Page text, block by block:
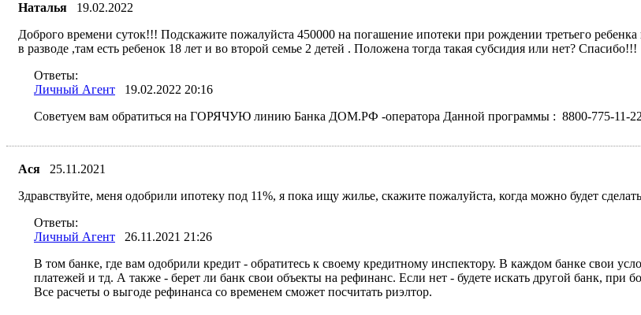
Наталья
19.02.2022
Доброго времени суток!!! Подскажите пожалуйста 450000 на погашение ипотеки при рождении третьего
в разводе ,там есть ребенок 18 лет и во второй семье 2 детей . Положена тогда такая субсидия или нет? Спасибо!!!
Ответы:
Личный Агент
19.02.2022 20:16
Советуем вам обратиться на ГОРЯЧУЮ линию Банка ДОМ.РФ -оператора Данной программы : 8800-775-11-22
Ася
25.11.2021
Здравствуйте, меня одобрили ипотеку под 11%, я пока ищу жилье, скажите пожалуйста, когда можно будет
Ответы:
Личный Агент
26.11.2021 21:26
В том банке, где вам одобрили кредит - обратитесь к своему кредитному инспектору. В каждом банке свои
платежей и тд. А также - берет ли банк свои объекты на рефинанс. Если нет - будете искать другой банк, при
Все расчеты о выгоде рефинанса со временем сможет посчитать риэлтор.